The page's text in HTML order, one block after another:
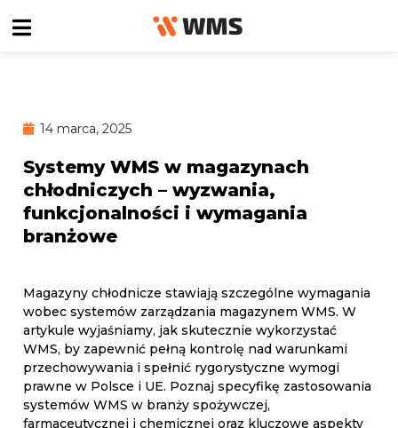
14 marca, 2025
Systemy WMS w magazynach
chłodniczych – wyzwania,
funkcjonalności i wymagania
branżowe
Magazyny chłodnicze stawiają szczególne wymagania
wobec systemów zarządzania magazynem WMS. W
artykule wyjaśniamy, jak skutecznie wykorzystać
WMS, by zapewnić pełną kontrolę nad warunkami
przechowywania i spełnić rygorystyczne wymogi
prawne w Polsce i UE. Poznaj specyfikę zastosowania
systemów WMS w branży spożywczej,
farmaceutycznej i chemicznej oraz kluczowe aspekty